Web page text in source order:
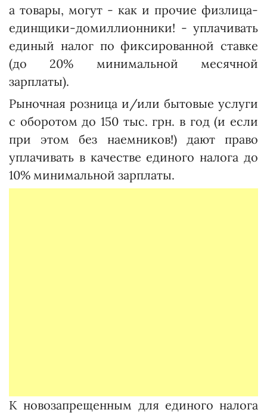
а товары, могут - как и прочие физлица-
единщики-домиллионники! - уплачивать
единый налог по фиксированной ставке
(до 20% минимальной месячной
зарплаты).
Рыночная розница и/или бытовые услуги
с оборотом до 150 тыс. грн. в год (и если
при этом без наемников!) дают право
уплачивать в качестве единого налога до
10% минимальной зарплаты.
К новозапрещенным для единого налога